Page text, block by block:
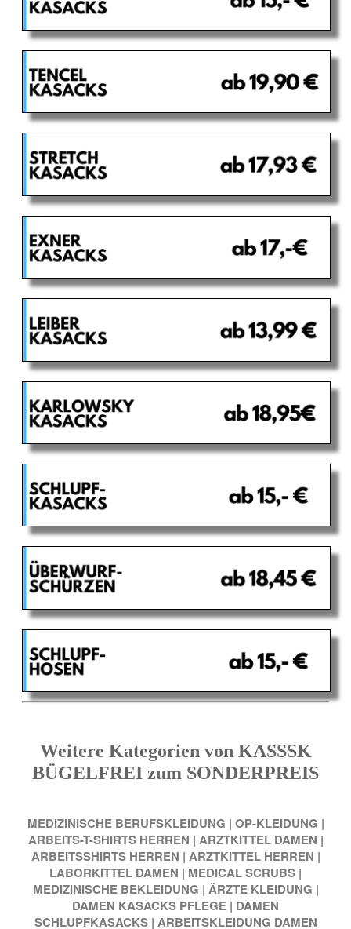
Weitere Kategorien von KASSSK
BÜGELFREI zum SONDERPREIS
MEDIZINISCHE BERUFSKLEIDUNG | OP-KLEIDUNG |
ARBEITS-T-SHIRTS HERREN | ARZTKITTEL DAMEN |
ARBEITSSHIRTS HERREN | ARZTKITTEL HERREN |
LABORKITTEL DAMEN | MEDICAL SCRUBS |
MEDIZINISCHE BEKLEIDUNG | ÄRZTE KLEIDUNG |
DAMEN KASACKS PFLEGE | DAMEN
SCHLUPFKASACKS | ARBEITSKLEIDUNG DAMEN